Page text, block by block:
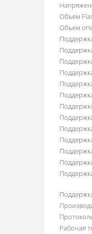
Объем
Объем
Рабочая